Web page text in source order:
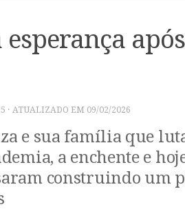
· ATUALIZADO EM 09/02/2026
e sua família que
a enchente e
construindo um